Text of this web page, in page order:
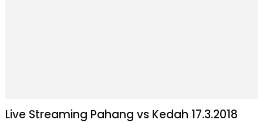
Live Streaming Pahang vs Kedah 17.3.2018